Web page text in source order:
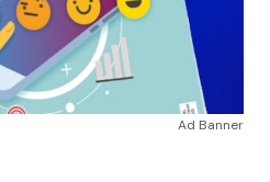
Ad Banner